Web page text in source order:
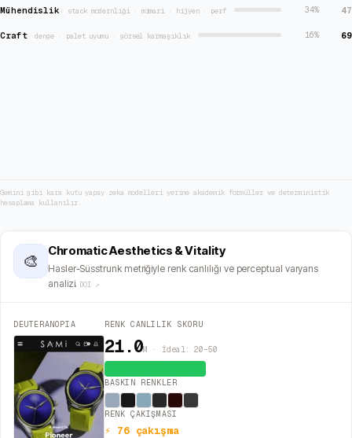
Mühendislik · stack modernliği · mimari · hijyen · perf 34% 47
Craft·denge · palet uyumu · görsel karmaşıklık 16% 69
Gemini gibi kara kutu yapay zeka modelleri yerine akademik formüller ve deterministik
hesaplama kullanılır.
🎨
Chromatic Aesthetics & Vitality
Hasler-Süsstrunk metriğiyle renk canlılığı ve perceptual varyans
analizi. DOI ↗
DEUTERANOPIA RENK CANLILIK SKORU
21.0M · İdeal: 20–50
BASKIN RENKLER
RENK ÇAKIŞMASI
⚡ 76 çakışma